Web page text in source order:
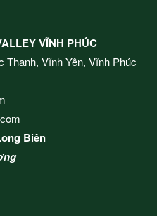
VĨNH PHÚC
Thanh, Vĩnh Yên, Vĩnh Phúc
Biên